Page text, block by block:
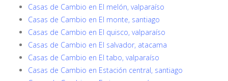
Casas de Cambio en El melón, valparaíso
Casas de Cambio en El monte, santiago
Casas de Cambio en El quisco, valparaíso
Casas de Cambio en El salvador, atacama
Casas de Cambio en El tabo, valparaíso
Casas de Cambio en Estación central, santiago